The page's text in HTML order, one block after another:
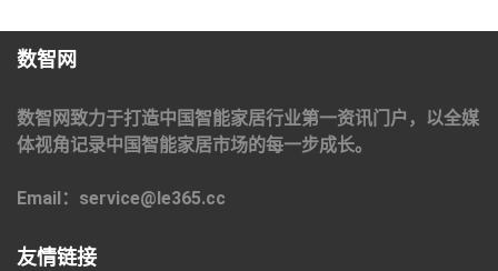
数智网
数智网致力于打造中国智能家居行业第一资讯门户，以全媒
体视角记录中国智能家居市场的每一步成长。
Email：service@le365.cc
友情链接